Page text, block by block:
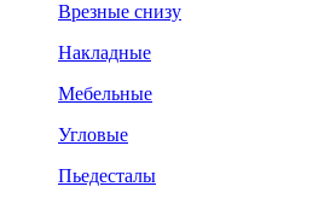
Врезные снизу
Накладные
Мебельные
Угловые
Пьедесталы